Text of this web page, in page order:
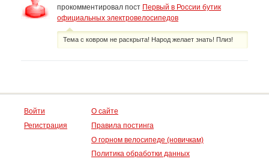
прокомментировал пост Первый в России бутик
официальных электровелосипедов
Тема с ковром не раскрыта! Народ желает знать! Плиз!
Войти
Регистрация
О сайте
Правила постинга
О горном велосипеде (новичкам)
Политика обработки данных